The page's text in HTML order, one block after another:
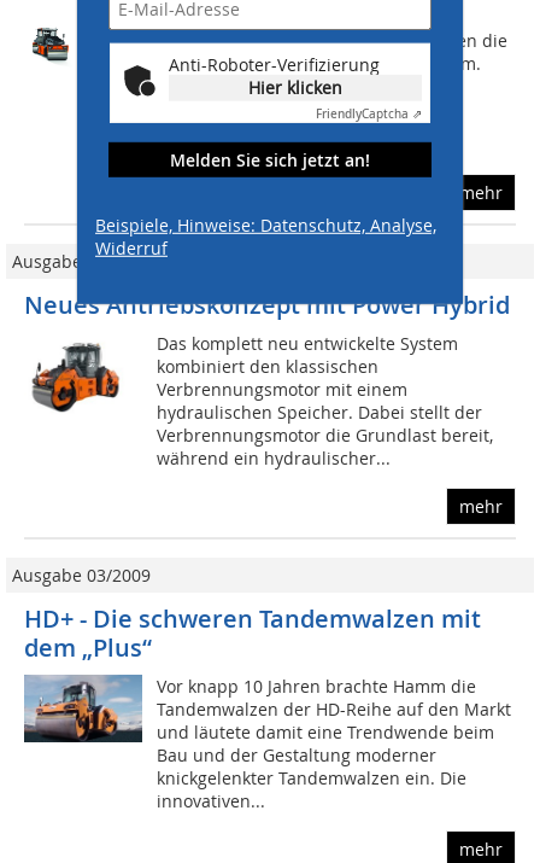
Anti-Roboter-Verifizierung
Hier klicken
FriendlyCaptcha ⇗
Melden Sie sich jetzt an!
Beispiele, Hinweise: Datenschutz, Analyse,
Widerruf
Die neuen schemelgelenkten
Tandemwalzen aus der HX-Serie stellen die
Flaggschiffe aus dem Hamm-Programm.
Dazu trägt  neben vielen bewährten
Features  auch der neue digitale
Verdichtungsassistent...
mehr
Ausgabe 04/2016
Neues Antriebskonzept mit Power Hybrid
Das komplett neu entwickelte System
kombiniert den klassischen
Verbrennungsmotor mit einem
hydraulischen Speicher. Dabei stellt der
Verbrennungsmotor die Grundlast bereit,
während ein hydraulischer...
mehr
Ausgabe 03/2009
HD+ - Die schweren Tandemwalzen mit
dem „Plus“
Vor knapp 10 Jahren brachte Hamm die
Tandemwalzen der HD-Reihe auf den Markt
und läutete damit eine Trendwende beim
Bau und der Gestaltung moderner
knickgelenkter Tandemwalzen ein. Die
innovativen...
mehr